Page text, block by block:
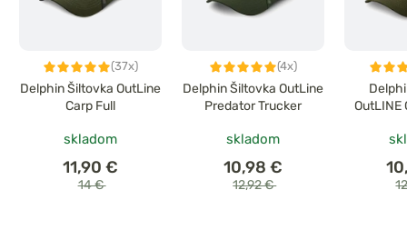
(37x)
Delphin Šiltovka OutLine
Carp Full
skladom
11,90 €
14 €
(4x)
Delphin Šiltovka OutLine
Predator Trucker
skladom
10,98 €
12,92 €
OutLINE